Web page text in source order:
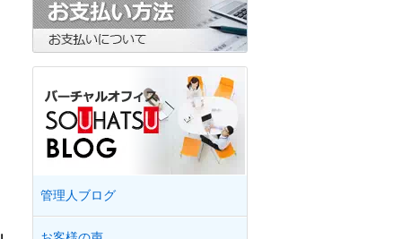
管理人ブログ